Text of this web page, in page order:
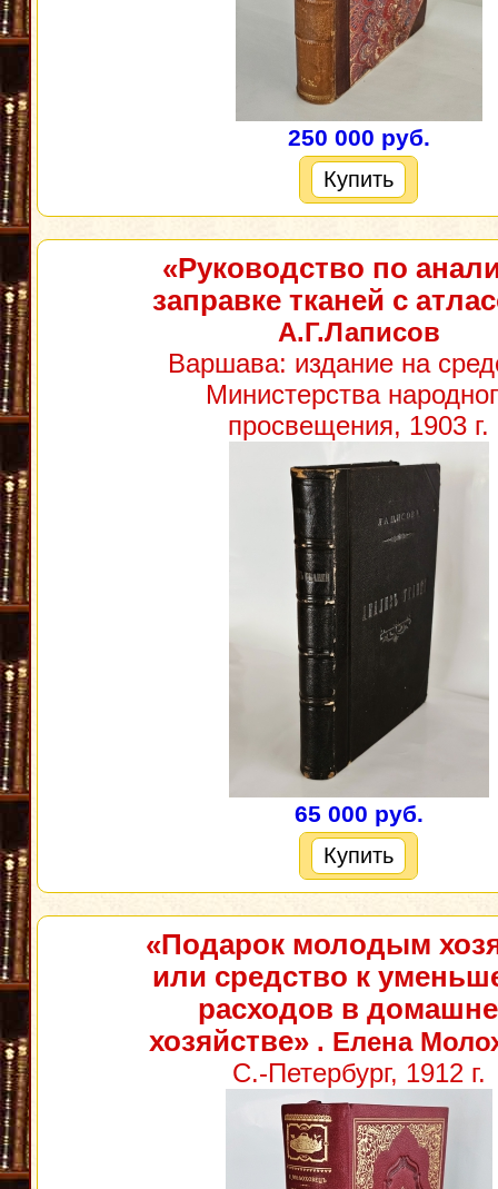
250 000 руб.
Купить
«Руководство по
заправке тканей с
А.Г.Лаписов
Варшава: издание на
Министерства
просвещения, 1903 г.
65 000 руб.
Купить
«Подарок молодым
или средство к
расходов в
хозяйстве» . Елена
С.-Петербург, 1912 г.